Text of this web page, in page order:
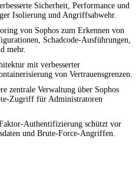
Sicherheit, Performance und
Isolierung und Angriffsabwehr.
von Sophos zum Erkennen von
Schadcode-Ausführungen,
mehr.
mit verbesserter
von Vertrauensgrenzen.
zentrale Verwaltung über Sophos
Zugriff für Administratoren
Authentifizierung schützt vor
und Brute-Force-Angriffen.